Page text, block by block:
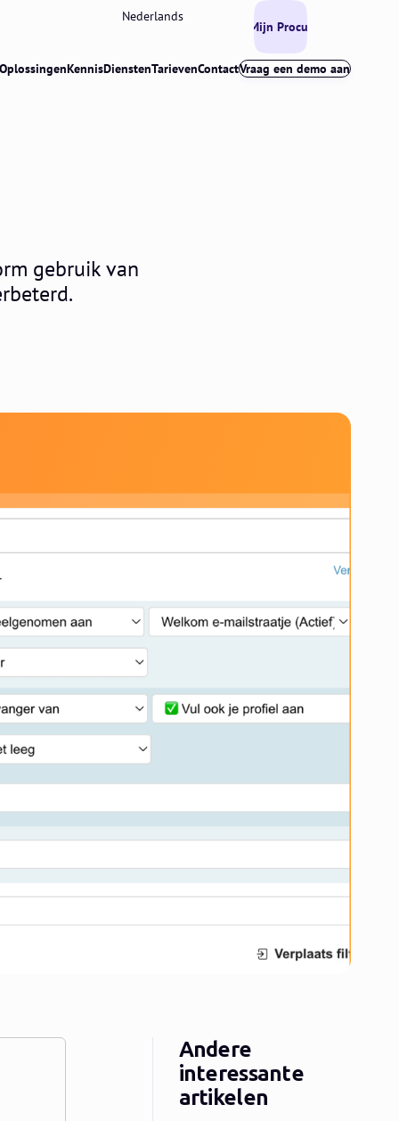
OplossingenKennisDienstenTarievenContactVraag een demo aan
Nederlands
Mijn Procurios
gebruik van
Andere
interessante
artikelen